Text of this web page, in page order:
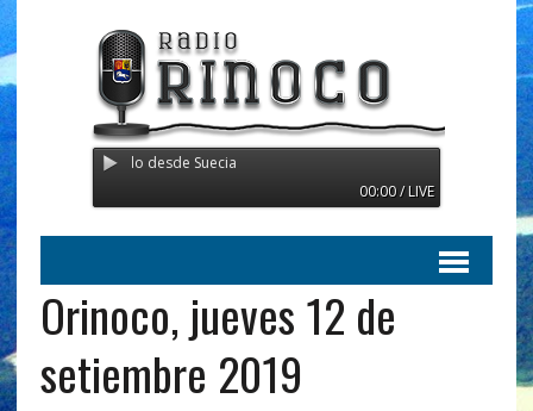
- Transmitiendo desde Suecia
00:00 / LIVE
Orinoco, jueves 12 de
setiembre 2019